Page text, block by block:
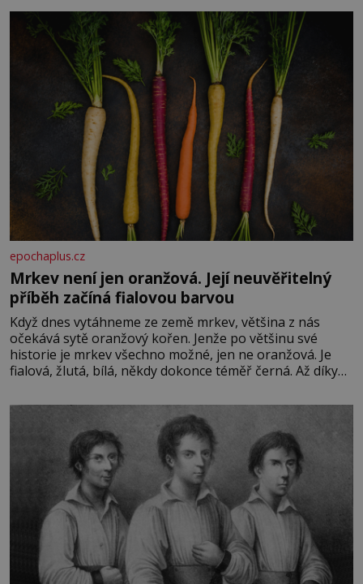
Je to opravdu tak, s věkem jako kdyby se paměť
rozhodla stávkovat. Cvičte
epochaplus.cz
Mrkev není jen oranžová. Její neuvěřitelný
příběh začíná fialovou barvou
Když dnes vytáhneme ze země mrkev, většina z nás
očekává sytě oranžový kořen. Jenže po většinu své
historie je mrkev všechno možné, jen ne oranžová. Je
fialová, žlutá, bílá, někdy dokonce téměř černá. Až díky
bez které si českou zahradu ani nedokážeme představit.